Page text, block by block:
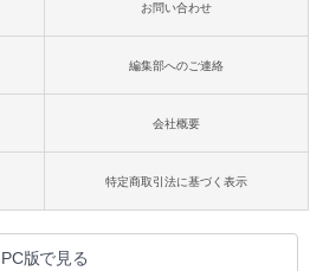
お問い合わせ
編集部へのご連絡
会社概要
特定商取引法に基づく表示
PC版で見る